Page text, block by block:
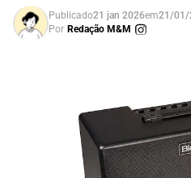
Publicado21 jan 2026em21/01/
Por Redação M&M